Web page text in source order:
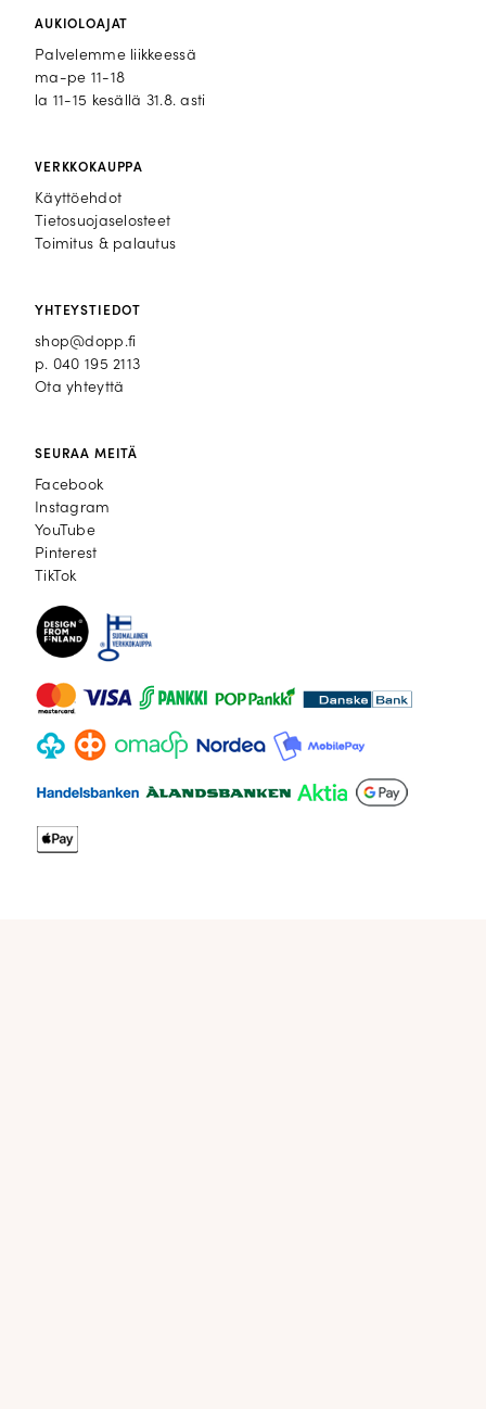
AUKIOLOAJAT
Palvelemme liikkeessä
ma-pe 11-18
la 11-15 kesällä 31.8. asti
VERKKOKAUPPA
Käyttöehdot
Tietosuojaselosteet
Toimitus & palautus
YHTEYSTIEDOT
shop@dopp.fi
p. 040 195 2113
Ota yhteyttä
SEURAA MEITÄ
Facebook
Facebook
Instagram
Instagram
YouTube
YouTube
Pinterest
Pinterest
TikTok
TikTok